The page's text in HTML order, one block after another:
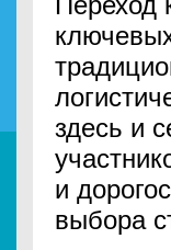
здесь и
и
выбора